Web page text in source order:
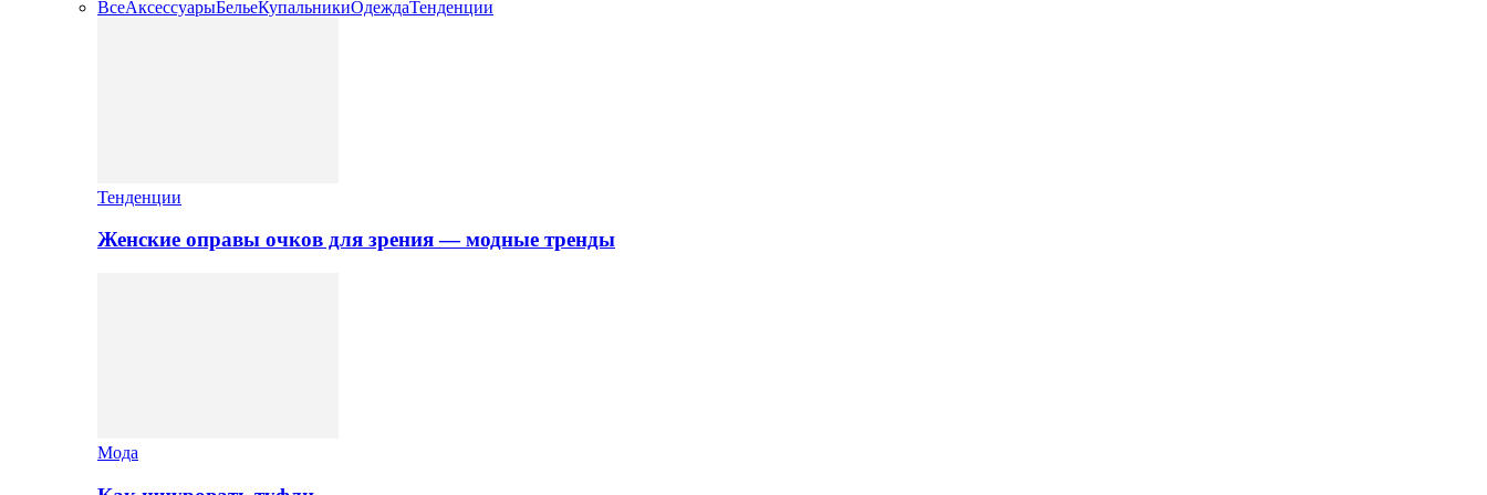
ВсеАксессуарыБельеКупальникиОдеждаТенденции
Тенденции
Женские оправы очков для зрения — модные тренды
Мода